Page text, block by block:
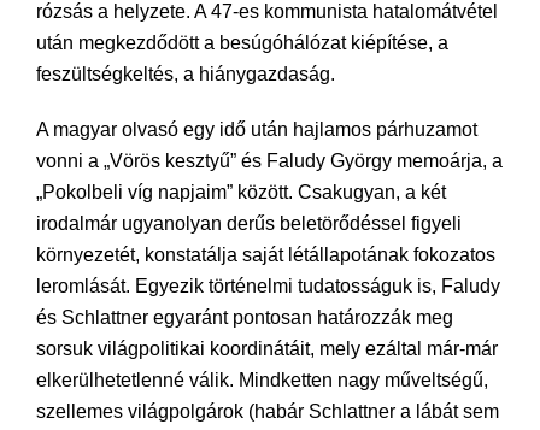
rózsás a helyzete. A 47-es kommunista hatalomátvétel
után megkezdődött a besúgóhálózat kiépítése, a
feszültségkeltés, a hiánygazdaság.
A magyar olvasó egy idő után hajlamos párhuzamot
vonni a „Vörös kesztyű” és Faludy György memoárja, a
„Pokolbeli víg napjaim” között. Csakugyan, a két
irodalmár ugyanolyan derűs beletörődéssel figyeli
környezetét, konstatálja saját létállapotának fokozatos
leromlását. Egyezik történelmi tudatosságuk is, Faludy
és Schlattner egyaránt pontosan határozzák meg
sorsuk világpolitikai koordinátáit, mely ezáltal már-már
elkerülhetetlenné válik. Mindketten nagy műveltségű,
szellemes világpolgárok (habár Schlattner a lábát sem